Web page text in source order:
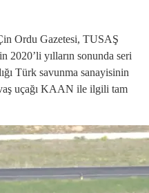
Ordu Gazetesi, TUSAŞ
2020’li yılların sonunda seri
Türk savunma sanayisinin
uçağı KAAN ile ilgili tam